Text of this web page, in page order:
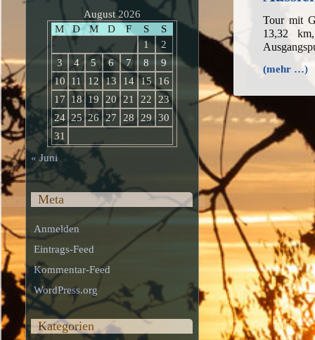
Tour mit
13,32
(mehr …)
August 2026
M
D M D F S
S
1
2
3
4 5 6 7 8
9
10
11 12 13 14 15
16
17
18 19 20 21 22
23
24 25 26 27 28 29
30
31
« Juni
Meta
Anmelden
Eintrags-Feed
Kommentar-Feed
WordPress.org
Kategorien